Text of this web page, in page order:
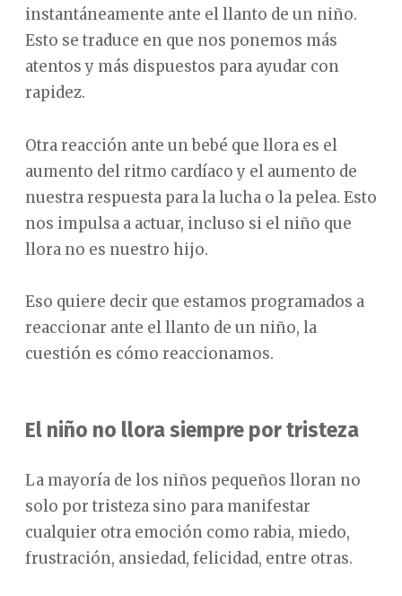
instantáneamente ante el llanto de un niño.
Esto se traduce en que nos ponemos más
atentos y más dispuestos para ayudar con
rapidez.
Otra reacción ante un bebé que llora es el
aumento del ritmo cardíaco y el aumento de
nuestra respuesta para la lucha o la pelea. Esto
nos impulsa a actuar, incluso si el niño que
llora no es nuestro hijo.
Eso quiere decir que estamos programados a
reaccionar ante el llanto de un niño, la
cuestión es cómo reaccionamos.
El niño no llora siempre por tristeza
La mayoría de los niños pequeños lloran no
solo por tristeza sino para manifestar
cualquier otra emoción como rabia, miedo,
frustración, ansiedad, felicidad, entre otras.